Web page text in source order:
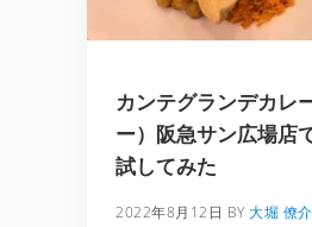
カンテグランデカレ
ー）阪急サン広場店
試してみた
2022年8月12日 BY 大堀 僚介